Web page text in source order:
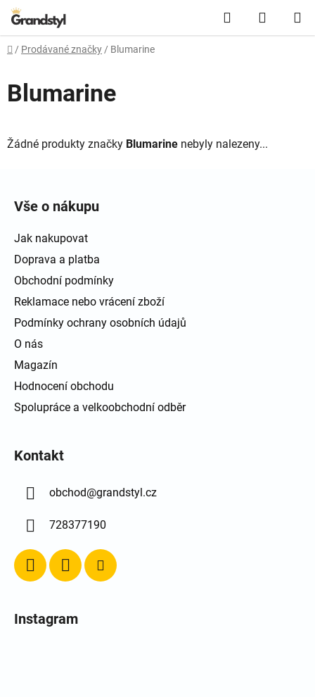
Přejít na obsah Hledat
Domů
/ Prodávané značky / Blumarine
Blumarine
Žádné produkty značky Blumarine nebyly nalezeny...
Vše o nákupu
Jak nakupovat
Doprava a platba
Obchodní podmínky
Reklamace nebo vrácení zboží
Podmínky ochrany osobních údajů
O nás
Magazín
Hodnocení obchodu
Spolupráce a velkoobchodní odběr
Kontakt
obchod@grandstyl.cz
728377190
Instagram